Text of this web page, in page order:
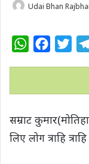
Udai Bhan
W
t
A
p
e
o
o
t
t
e
r
सम्राट
लिए लोग त्राहि